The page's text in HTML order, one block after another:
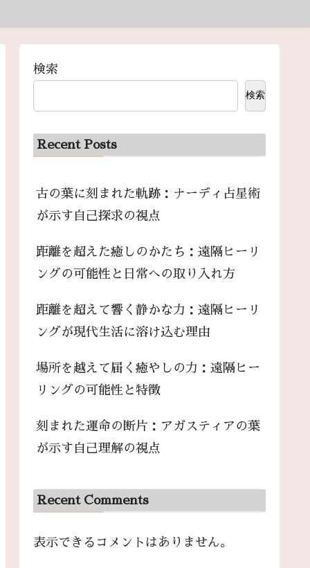
検索
検索
Recent Posts
古の葉に刻まれた軌跡：ナーディ占星術
が示す自己探求の視点
距離を超えた癒しのかたち：遠隔ヒーリ
ングの可能性と日常への取り入れ方
距離を超えて響く静かな力：遠隔ヒーリ
ングが現代生活に溶け込む理由
場所を越えて届く癒やしの力：遠隔ヒー
リングの可能性と特徴
刻まれた運命の断片：アガスティアの葉
が示す自己理解の視点
Recent Comments
表示できるコメントはありません。